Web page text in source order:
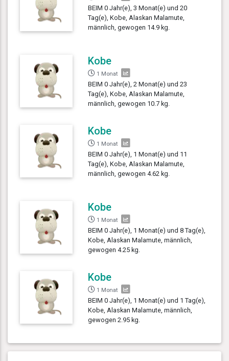
BEIM 0 Jahr(e), 3 Monat(e) und 20
Tag(e), Kobe, Alaskan Malamute,
männlich, gewogen 14.9 kg.
Kobe
1 Monat
BEIM 0 Jahr(e), 2 Monat(e) und 23
Tag(e), Kobe, Alaskan Malamute,
männlich, gewogen 10.7 kg.
Kobe
1 Monat
BEIM 0 Jahr(e), 1 Monat(e) und 11
Tag(e), Kobe, Alaskan Malamute,
männlich, gewogen 4.62 kg.
Kobe
1 Monat
BEIM 0 Jahr(e), 1 Monat(e) und 8 Tag(e),
Kobe, Alaskan Malamute, männlich,
gewogen 4.25 kg.
Kobe
1 Monat
BEIM 0 Jahr(e), 1 Monat(e) und 1 Tag(e),
Kobe, Alaskan Malamute, männlich,
gewogen 2.95 kg.